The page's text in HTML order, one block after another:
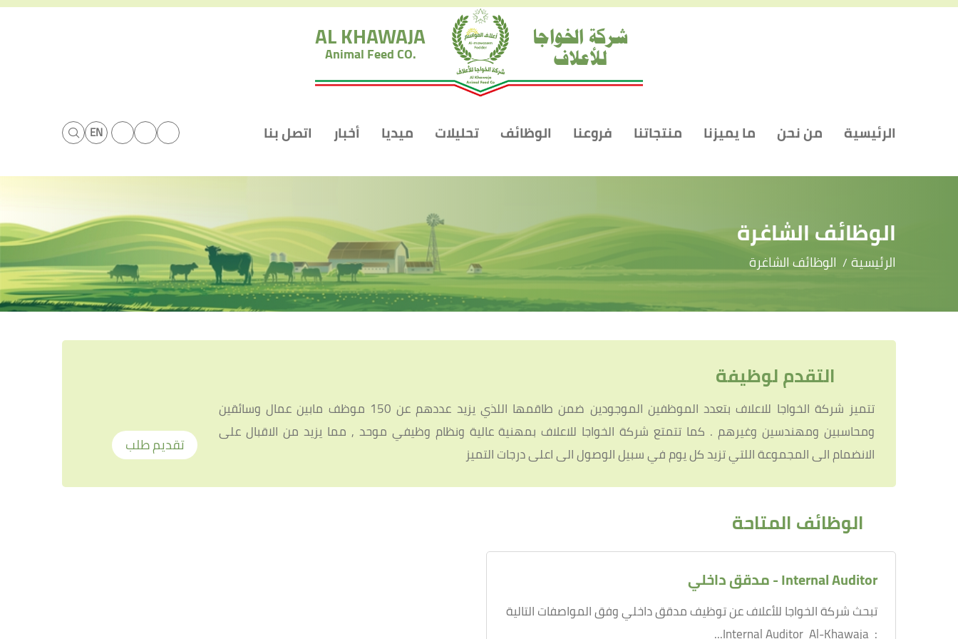
شركة الخواجا
للأعلاف
AL KHAWAJA
Animal Feed CO.
الرئيسية من نحن ما يميزنا منتجاتنا فروعنا الوظائف تحليلات ميديا أخبار اتصل بنا EN
الوظائف الشاغرة
الرئيسية الوظائف الشاغرة
التقدم لوظيفة
تتميز شركة الخواجا للاعلاف بتعدد الموظفين الموجودين ضمن طاقمها اللذي يزيد عددهم عن 150 موظف مابين عمال وسائقين
ومحاسبين ومهندسين وغيرهم . كما تتمتع شركة الخواجا للاعلاف بمهنية عالية ونظام وظيفي موحد , مما يزيد من الاقبال على
الانضمام الى المجموعة اللتي تزيد كل يوم في سبيل الوصول الى اعلى درجات التميز
تقديم طلب
الوظائف المتاحة
Internal Auditor - مدقق داخلي
تبحث شركة الخواجا للأعلاف عن توظيف مدقق داخلي وفق المواصفات التالية
: Internal Auditor Al-Khawaja...